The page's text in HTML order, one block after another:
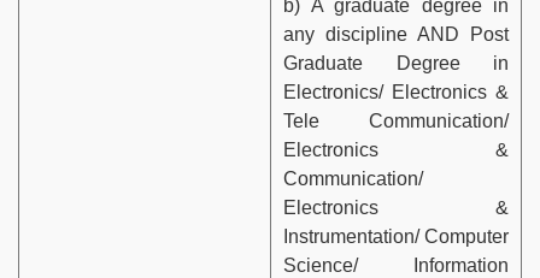
b) A graduate degree in
any discipline AND Post
Graduate Degree in
Electronics/ Electronics &
Tele Communication/
Electronics &
Communication/
Electronics &
Instrumentation/ Computer
Science/ Information